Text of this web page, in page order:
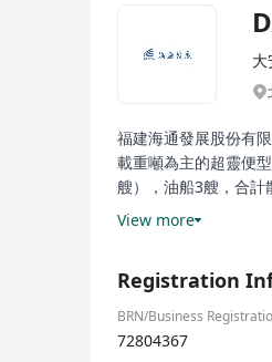
大
福建海通發展股份有
載重噸為主的超靈便
艘），油船3艘，合
司與眾多國內外知名
View more
Registration
BRN/Business
72804367